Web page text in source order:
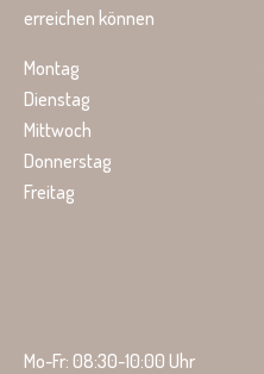
erreichen können
Montag
Dienstag
Mittwoch
Donnerstag
Freitag
Mo-Fr: 08:30-10:00 Uhr